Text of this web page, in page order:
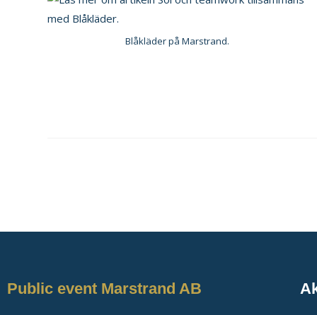
Blåkläder på Marstrand.
Public event Marstrand AB